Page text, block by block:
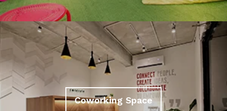
Coworking Space